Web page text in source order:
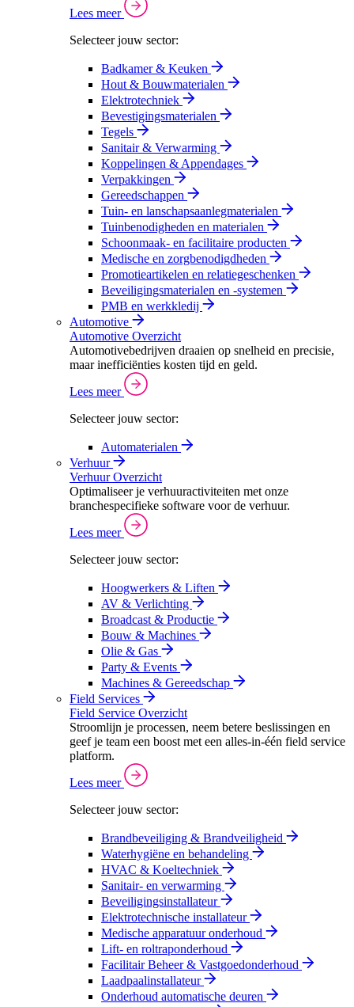
Lees meer
Selecteer jouw sector:
Badkamer & Keuken
Hout & Bouwmaterialen
Elektrotechniek
Bevestigingsmaterialen
Tegels
Sanitair & Verwarming
Koppelingen & Appendages
Verpakkingen
Gereedschappen
Tuin- en lanschapsaanlegmaterialen
Tuinbenodigheden en materialen
Schoonmaak- en facilitaire producten
Medische en zorgbenodigdheden
Promotieartikelen en relatiegeschenken
Beveiligingsmaterialen en -systemen
PMB en werkkledij
Automotive
Automotive Overzicht
Automotivebedrijven draaien op snelheid en precisie,
maar inefficiënties kosten tijd en geld.
Lees meer
Selecteer jouw sector:
Automaterialen
Verhuur
Verhuur Overzicht
Optimaliseer je verhuuractiviteiten met onze
branchespecifieke software voor de verhuur.
Lees meer
Selecteer jouw sector:
Hoogwerkers & Liften
AV & Verlichting
Broadcast & Productie
Bouw & Machines
Olie & Gas
Party & Events
Machines & Gereedschap
Field Services
Field Service Overzicht
Stroomlijn je processen, neem betere beslissingen en
geef je team een boost met een alles-in-één field service
platform.
Lees meer
Selecteer jouw sector:
Brandbeveiliging & Brandveiligheid
Waterhygiëne en behandeling
HVAC & Koeltechniek
Sanitair- en verwarming
Beveiligingsinstallateur
Elektrotechnische installateur
Medische apparatuur onderhoud
Lift- en roltraponderhoud
Facilitair Beheer & Vastgoedonderhoud
Laadpaalinstallateur
Onderhoud automatische deuren